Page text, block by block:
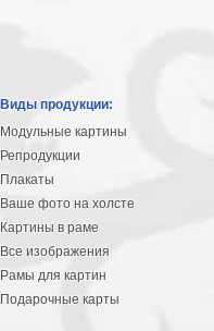
Виды продукции:
Модульные картины
Репродукции
Плакаты
Ваше фото на холсте
Картины в раме
Все изображения
Рамы для картин
Подарочные карты